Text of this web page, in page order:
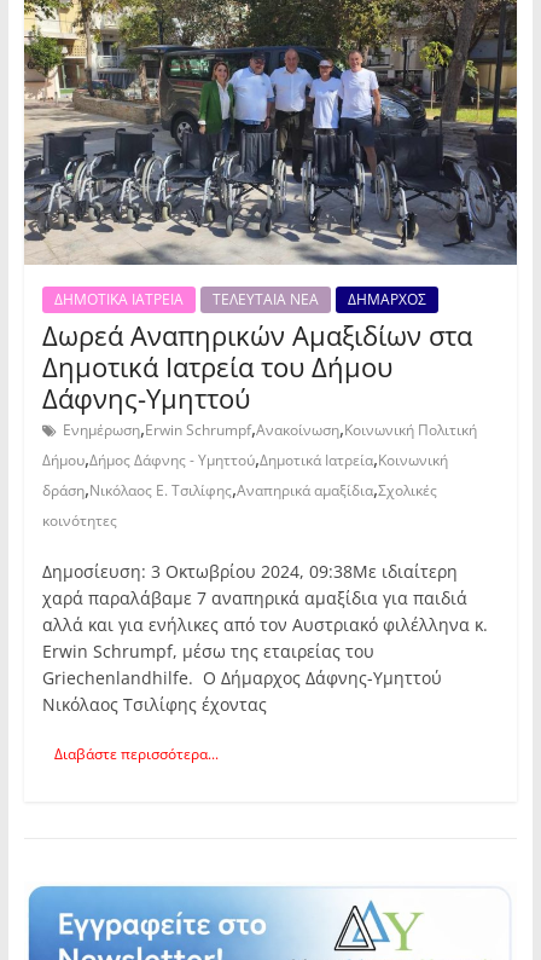
ΔΗΜΟΤΙΚΑ ΙΑΤΡΕΙΑ ΤΕΛΕΥΤΑΙΑ ΝΕΑ ΔΗΜΑΡΧΟΣ
Δωρεά Αναπηρικών Αμαξιδίων στα
Δημοτικά Ιατρεία του Δήμου
Δάφνης-Υμηττού
Ενημέρωση,Erwin Schrumpf,Ανακοίνωση,Κοινωνική Πολιτική
Δήμου,Δήμος Δάφνης - Υμηττού,Δημοτικά Ιατρεία,Κοινωνική
δράση,Νικόλαος Ε. Τσιλίφης,Αναπηρικά αμαξίδια,Σχολικές
κοινότητες
Δημοσίευση: 3 Οκτωβρίου 2024, 09:38Με ιδιαίτερη
χαρά παραλάβαμε 7 αναπηρικά αμαξίδια για παιδιά
αλλά και για ενήλικες από τον Αυστριακό φιλέλληνα κ.
Erwin Schrumpf, μέσω της εταιρείας του
Griechenlandhilfe. Ο Δήμαρχος Δάφνης-Υμηττού
Νικόλαος Τσιλίφης έχοντας
Διαβάστε περισσότερα...